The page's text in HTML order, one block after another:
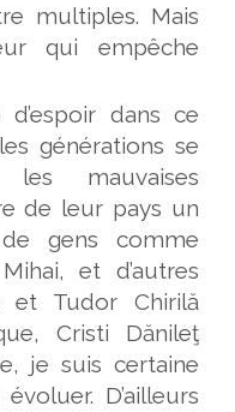
multiples. Mais
qui empêche
dans ce
générations se
mauvaises
de leur pays un
gens comme
et d’autres
et Tudor Chirilă
Cristi Dănileţ
je suis certaine
D’ailleurs